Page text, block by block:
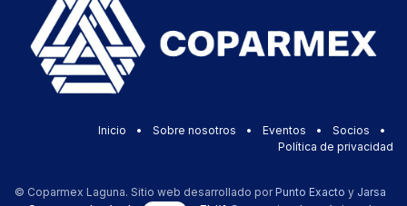
Inicio • Sobre nosotros • Eventos • Socios
•
Política de privacidad
© Coparmex Laguna. Sitio web desarrollado por Punto Exacto y Jarsa